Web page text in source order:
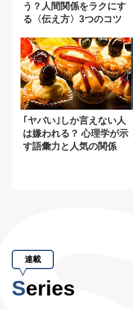
う？人間関係をラクにす
る〈伝え方〉3つのコツ
｢ヤバい｣しか言えない人
は嫌われる？ 心理学が示
す語彙力と人気の関係
連載
Series